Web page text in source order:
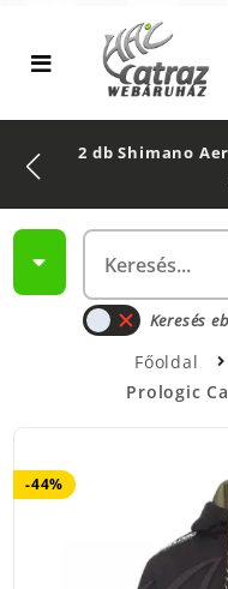
2 db Shimano
Keresés
Főoldal
Prologic
-44%